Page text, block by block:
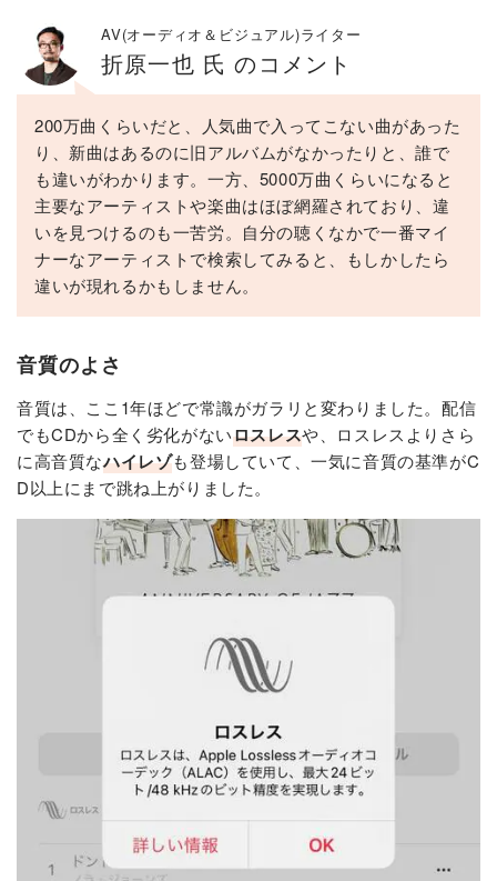
AV(オーディオ＆ビジュアル)ライター
折原一也 氏 のコメント
200万曲くらいだと、人気曲で入ってこない曲があった
り、新曲はあるのに旧アルバムがなかったりと、誰で
も違いがわかります。一方、5000万曲くらいになると
主要なアーティストや楽曲はほぼ網羅されており、違
いを見つけるのも一苦労。自分の聴くなかで一番マイ
ナーなアーティストで検索してみると、もしかしたら
違いが現れるかもしません。
音質のよさ
音質は、ここ1年ほどで常識がガラリと変わりました。配信
でもCDから全く劣化がないロスレスや、ロスレスよりさら
に高音質なハイレゾも登場していて、一気に音質の基準がC
D以上にまで跳ね上がりました。